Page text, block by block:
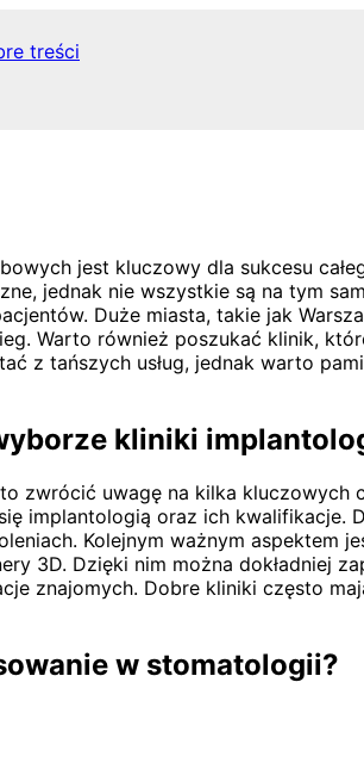
treści
jest kluczowy dla sukcesu
jednak nie wszystkie są na tym
Duże miasta, takie jak
Warto również poszukać klinik,
z tańszych usług, jednak warto
kliniki
uwagę na kilka kluczowych
implantologią oraz ich
Kolejnym ważnym aspektem
3D. Dzięki nim można dokładniej
znajomych. Dobre kliniki często
w stomatologii?